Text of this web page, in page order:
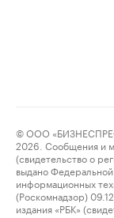
© ООО
2026. Сообщения и
(свидетельство о
выдано
информационных
(Роскомнадзор)
издания «РБК»